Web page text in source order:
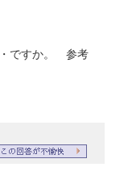
・ですか。 参考